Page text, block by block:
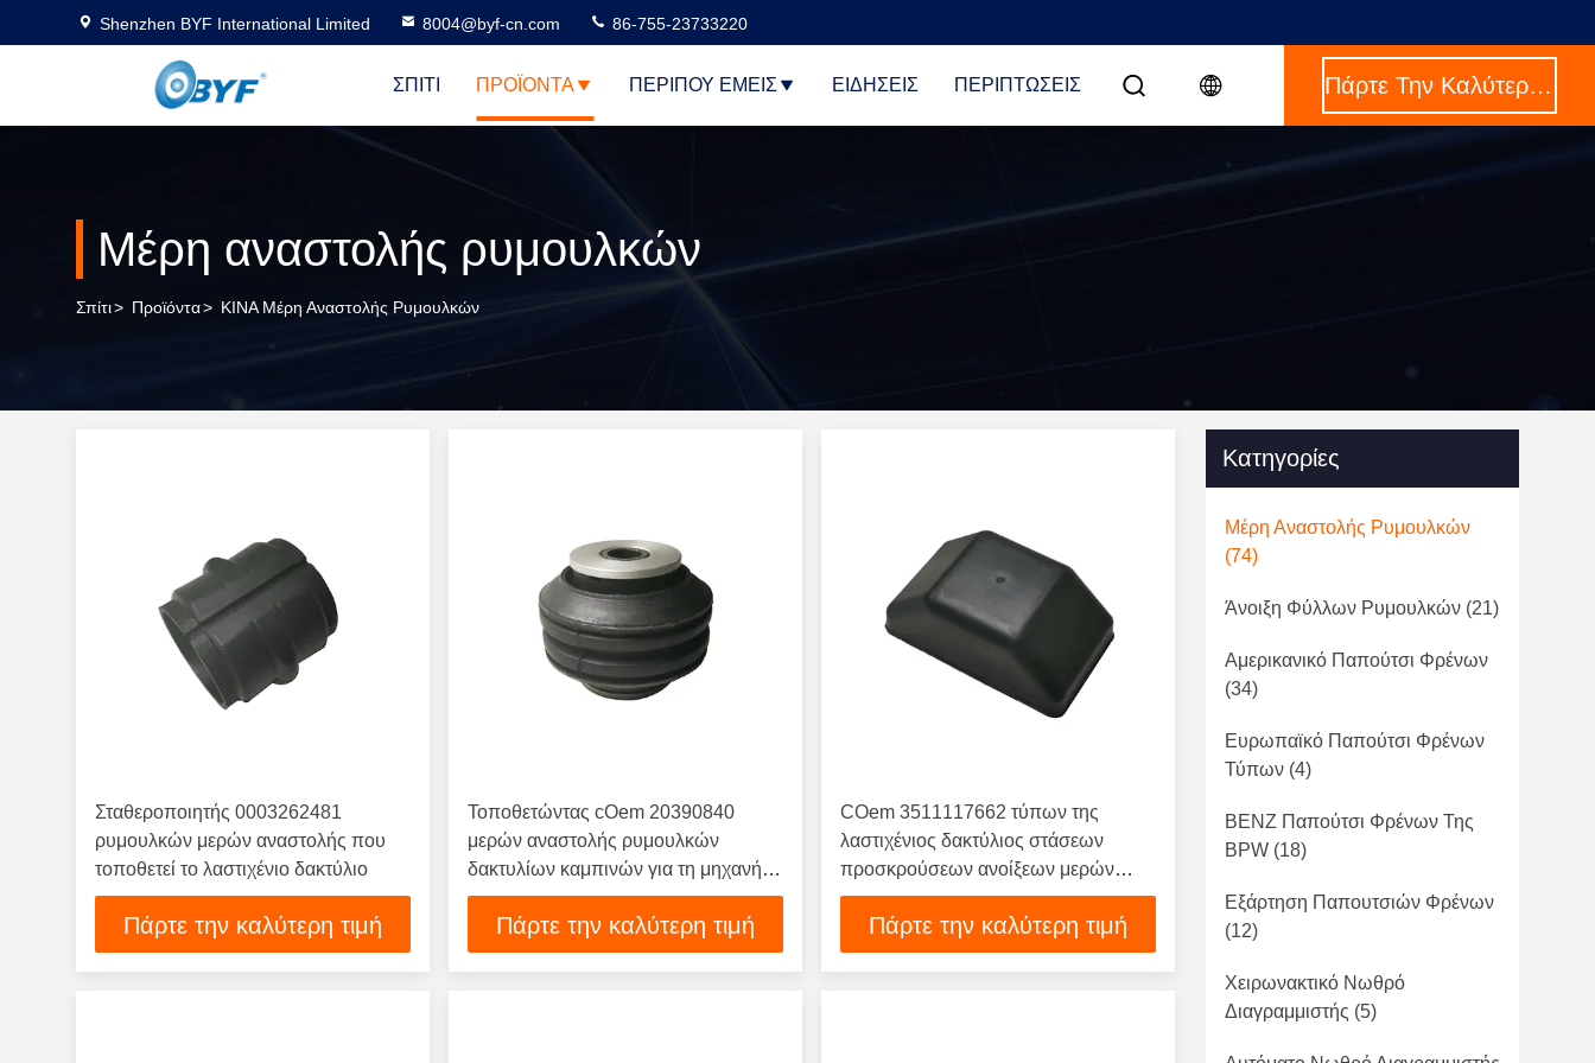
Shenzhen BYF International Limited 8004@byf-cn.com 86-755-23733220
ΣΠΊΤΙ ΠΡΟΪΌΝΤΑ ΠΕΡΊΠΟΥ ΕΜΕΊΣ ΕΙΔΉΣΕΙΣ ΠΕΡΙΠΤΏΣΕΙΣ Πάρτε Την Καλύτερη Τιμή
Μέρη αναστολής ρυμουλκών
Σπίτι> Προϊόντα> ΚΙΝΑ Μέρη Αναστολής Ρυμουλκών
Σταθεροποιητής 0003262481
ρυμουλκών μερών αναστολής που
τοποθετεί το λαστιχένιο δακτύλιο
Πάρτε την καλύτερη τιμή
Τοποθετώντας cOem 20390840
μερών αναστολής ρυμουλκών
δακτυλίων καμπινών για τη μηχανή
φορτηγών της
Πάρτε την καλύτερη τιμή
COem 3511117662 τύπων της
λαστιχένιος δακτύλιος στάσεων
προσκρούσεων ανοίξεων μερών
αναστολής ρυμουλκών
Πάρτε την καλύτερη τιμή
Κατηγορίες
Μέρη Αναστολής Ρυμουλκών
(74)
Άνοιξη Φύλλων Ρυμουλκών (21)
Αμερικανικό Παπούτσι Φρένων
(34)
Ευρωπαϊκό Παπούτσι Φρένων
Τύπων (4)
BENZ Παπούτσι Φρένων Της
BPW (18)
Εξάρτηση Παπουτσιών Φρένων
(12)
Χειρωνακτικό Νωθρό
Διαγραμμιστής (5)